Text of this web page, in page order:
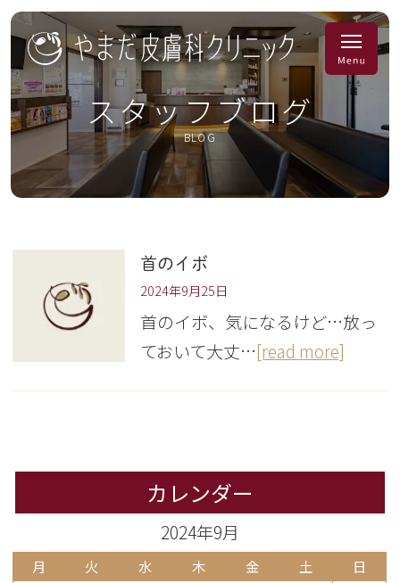
スタッフブログ
BLOG
首のイボ
2024年9月25日
首のイボ、気になるけど…放っ
ておいて大丈…[read more]
カレンダー
2024年9月
月 火 水 木 金 土 日